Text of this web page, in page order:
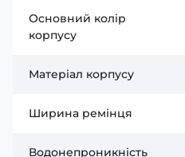
Основний колір
корпусу
Матеріал корпусу
Ширина ремінця
Водонепроникність